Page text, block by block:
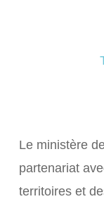
Le ministère
partenariat
territoires et